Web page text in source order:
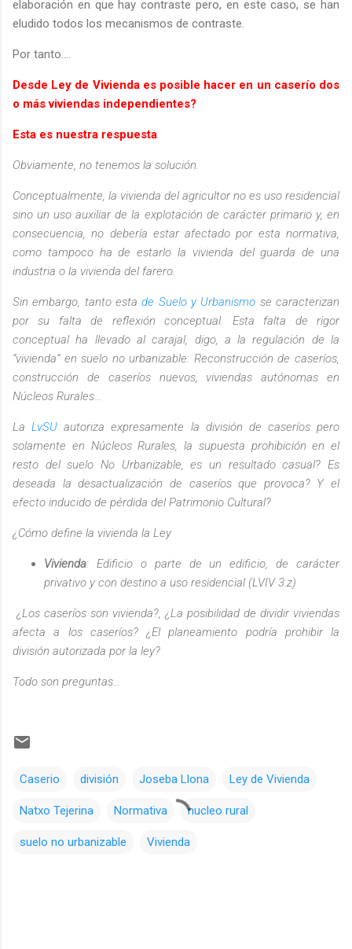
elaboración en que hay contraste pero, en este caso, se han
eludido todos los mecanismos de contraste.
Por tanto….
Desde Ley de Vivienda es posible hacer en un caserío dos
o más viviendas independientes?
Esta es nuestra respuesta
Obviamente, no tenemos la solución.
Conceptualmente, la vivienda del agricultor no es uso residencial
sino un uso auxiliar de la explotación de carácter primario y, en
consecuencia, no debería estar afectado por esta normativa,
como tampoco ha de estarlo la vivienda del guarda de una
industria o la vivienda del farero.
Sin embargo, tanto estade Suelo y Urbanismo se caracterizan
por su falta de reflexión conceptual. Esta falta de rigor
conceptual ha llevado al carajal, digo, a la regulación de la
“vivienda” en suelo no urbanizable: Reconstrucción de caseríos,
construcción de caseríos nuevos, viviendas autónomas en
Núcleos Rurales…
LaLvSU autoriza expresamente la división de caseríos pero
solamente en Núcleos Rurales, la supuesta prohibición en el
resto del suelo No Urbanizable, es un resultado casual? Es
deseada la desactualización de caseríos que provoca? Y el
efecto inducido de pérdida del Patrimonio Cultural?
¿Cómo define la vivienda la Ley
Vivienda: Edificio o parte de un edificio, de carácter
privativo y con destino a uso residencial (LVIV 3.z)
¿Los caseríos son vivienda?, ¿La posibilidad de dividir viviendas
afecta a los caseríos? ¿El planeamiento podría prohibir la
división autorizada por la ley?
Todo son preguntas…
Caserio división Joseba Llona Ley de Vivienda
Natxo Tejerina Normativa nucleo rural
suelo no urbanizable Vivienda